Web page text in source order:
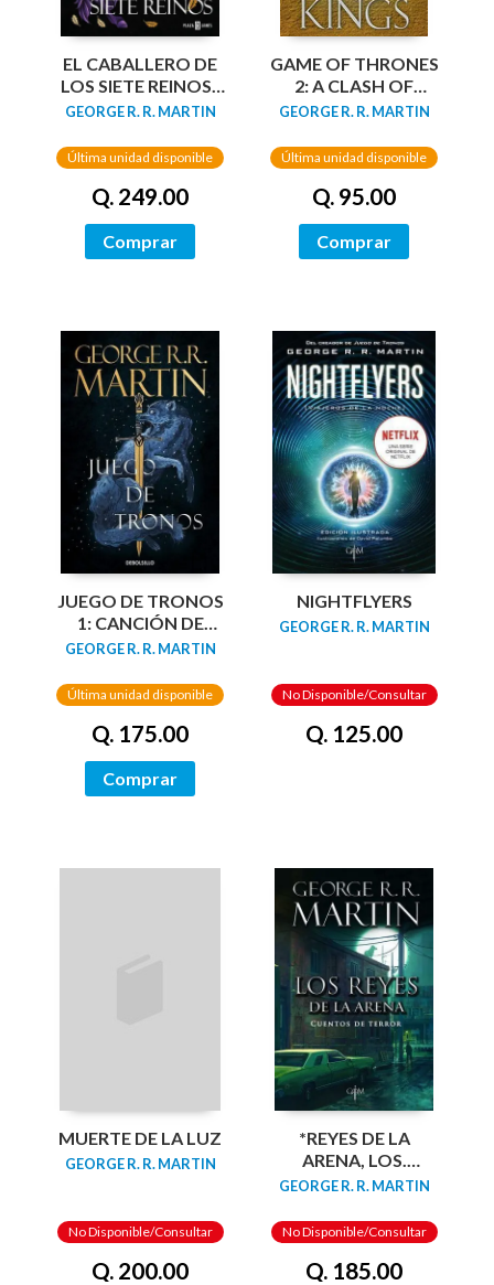
EL CABALLERO DE
LOS SIETE REINOS (
CUENTOS DE DUNK
CABALLERO DE LOS
SIETE REINOS 1 )
GEORGE R. R. MARTIN
Última unidad disponible
Q. 249.00
Comprar
GAME OF THRONES
2: A CLASH OF
KINGS
GEORGE R. R. MARTIN
Última unidad disponible
Q. 95.00
Comprar
JUEGO DE TRONOS
1: CANCIÓN DE
HIELO Y FUEGO
GEORGE R. R. MARTIN
Última unidad disponible
Q. 175.00
Comprar
NIGHTFLYERS
GEORGE R. R. MARTIN
No Disponible/Consultar
Q. 125.00
MUERTE DE LA LUZ
GEORGE R. R. MARTIN
No Disponible/Consultar
Q. 200.00
*REYES DE LA
ARENA, LOS.
CUENTOS DE
GEORGE R. R. MARTIN
No Disponible/Consultar
Q. 185.00